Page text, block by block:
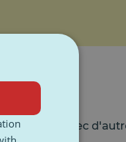
pièce avec